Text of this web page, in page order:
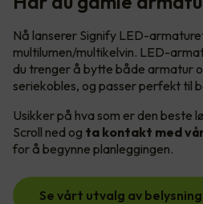
Nå lanserer Signify LED-
multilumen/multikelvin. LED-
du trenger å bytte både armatur
seriekobles, og passer perfekt til
Usikker på hva som er den beste
Scroll ned og ta kontakt med
for å begynne planleggingen.
Se vårt utvalg av belysning